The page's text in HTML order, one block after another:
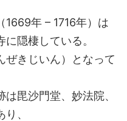
1669年 – 1716年）は
隠棲している。
ぜきじいん）となって
毘沙門堂、妙法院、
、